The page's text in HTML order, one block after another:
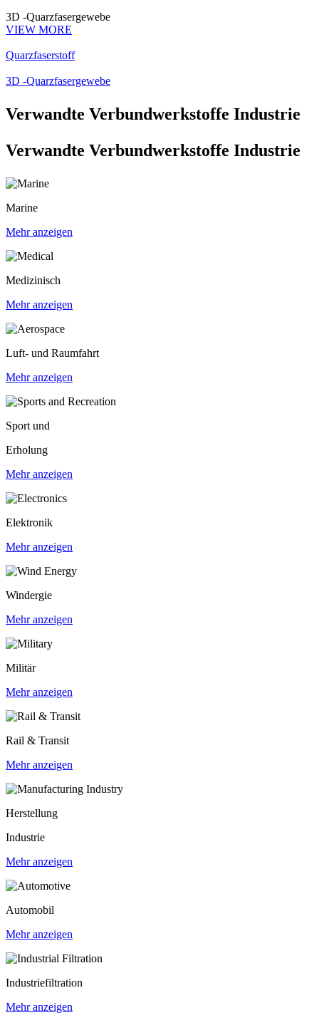
3D -Quarzfasergewebe
VIEW MORE
Quarzfaserstoff
3D -Quarzfasergewebe
Verwandte Verbundwerkstoffe Industrie
Verwandte Verbundwerkstoffe Industrie
Marine
Mehr anzeigen
Medizinisch
Mehr anzeigen
Luft- und Raumfahrt
Mehr anzeigen
Sport und
Erholung
Mehr anzeigen
Elektronik
Mehr anzeigen
Windergie
Mehr anzeigen
Militär
Mehr anzeigen
Rail & Transit
Mehr anzeigen
Herstellung
Industrie
Mehr anzeigen
Automobil
Mehr anzeigen
Industriefiltration
Mehr anzeigen